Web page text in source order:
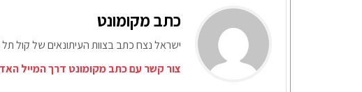
כתב מקומונט
ישראל נצח כתב בצוות העיתונאים של קול
צור קשר עם כתב מקומונט דרך המייל